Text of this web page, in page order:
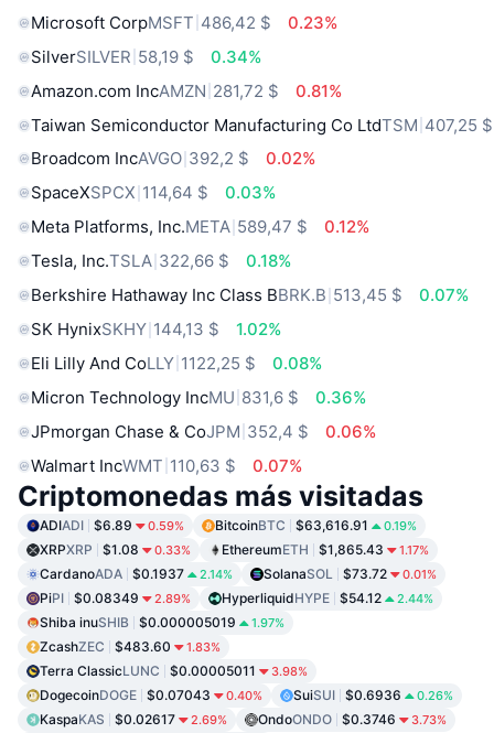
Microsoft CorpMSFT 486,42 $
0.23%
SilverSILVER 58,19 $
0.34%
Amazon.com IncAMZN 281,72 $
0.81%
Taiwan Semiconductor Manufacturing Co LtdTSM 407,25 $
Broadcom IncAVGO 392,2 $
0.02%
SpaceXSPCX 114,64 $
0.03%
Meta Platforms, Inc.META 589,47 $
0.12%
Tesla, Inc.TSLA 322,66 $
0.18%
Berkshire Hathaway Inc Class BBRK.B 513,45 $
0.07%
SK HynixSKHY 144,13 $
1.02%
Eli Lilly And CoLLY 1122,25 $
0.08%
Micron Technology IncMU 831,6 $
0.36%
JPmorgan Chase & CoJPM 352,4 $
0.06%
Walmart IncWMT 110,63 $ 0.07%
Criptomonedas más visitadas
ADIADI $6.89 0.59% BitcoinBTC $63,616.91 0.19%
XRPXRP $1.08 0.33% EthereumETH $1,865.43 1.17%
CardanoADA $0.1937 2.14% SolanaSOL $73.72 0.01%
PiPI $0.08349 2.89% HyperliquidHYPE $54.12 2.44%
Shiba inuSHIB $0.000005019 1.97%
ZcashZEC $483.60 1.83%
Terra ClassicLUNC $0.00005011 3.98%
DogecoinDOGE $0.07043 0.40% SuiSUI $0.6936 0.26%
KaspaKAS $0.02617 2.69% OndoONDO $0.3746 3.73%